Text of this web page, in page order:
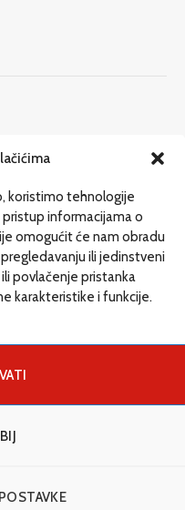
koristimo tehnologije
informacijama o
omogućit će nam obradu
ili jedinstveni
povlačenje pristanka
karakteristike i funkcije.